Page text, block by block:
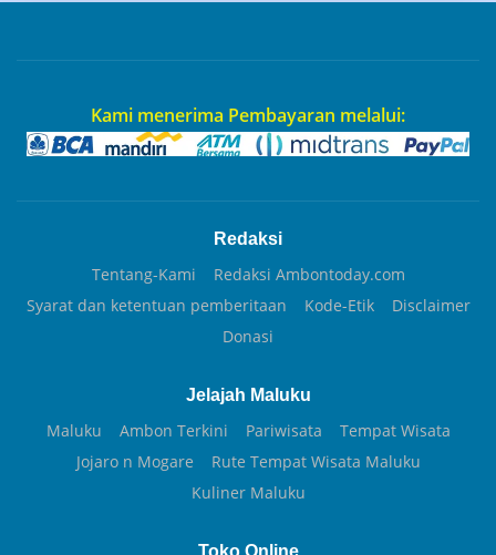
Kami menerima Pembayaran melalui:
Redaksi
Tentang-Kami
Redaksi Ambontoday.com
Syarat dan ketentuan pemberitaan
Kode-Etik
Disclaimer
Donasi
Jelajah Maluku
Maluku Ambon Terkini Pariwisata
Tempat Wisata
Jojaro n Mogare
Rute Tempat Wisata Maluku
Kuliner Maluku
Toko Online